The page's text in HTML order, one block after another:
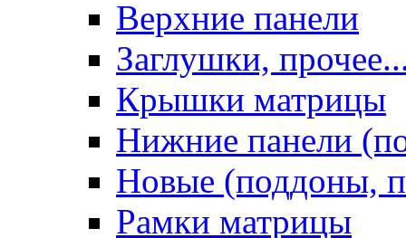
Верхние панели
Заглушки,
Крышки матрицы
Нижние панели
Новые (поддоны,
Рамки матрицы